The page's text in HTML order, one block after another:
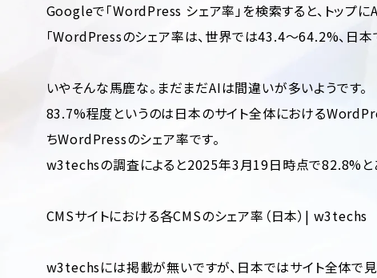
Googleで「WordPress シェア率」を検索すると、トップ
「WordPressのシェア率は、世界では43.4～64.2%、日本
いやそんな馬鹿な。まだまだAIは間違いが多いようです。
83.7%程度というのは日本のサイト全体における
ちWordPressのシェア率です。
w3techsの調査によると2025年3月19日時点で82.8%と
CMSサイトにおける各CMSのシェア率（日本）| w3techs
w3techsには掲載が無いですが、日本ではサイト全体で